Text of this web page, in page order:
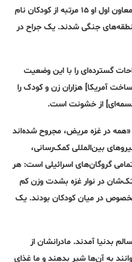
رئیس‌جمهوری آمریکا و کاملا هریس، معاون اول او ۱۵ مرتبه از کودکان نام
جنگی شدند. یک جراح در
گسترده‌ای را با این وضعیت
آمریکا] هزاران زن و کودک را
از خشونت است.
«همه در غزه مریض، مجروح شده‌اند
بین‌المللی کمک‌رسانی،
تمامی گروگان‌های اسرائیلی است: هر
در نوار غزه بشدت وزن کم
در میان کودکان بودند. یک
بدنیا آمدند. مادرانشان از
به آن‌ها شیر بدهند و ما غذای